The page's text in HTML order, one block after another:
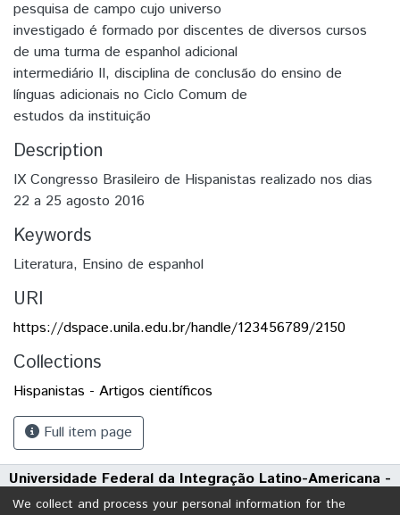
pesquisa de campo cujo universo
investigado é formado por discentes de diversos cursos
de uma turma de espanhol adicional
intermediário II, disciplina de conclusão do ensino de
línguas adicionais no Ciclo Comum de
estudos da instituição
Description
IX Congresso Brasileiro de Hispanistas realizado nos dias
22 a 25 agosto 2016
Keywords
Literatura, Ensino de espanhol
URI
https://dspace.unila.edu.br/handle/123456789/2150
Collections
Hispanistas - Artigos científicos
Full item page
Universidade Federal da Integração Latino-Americana -
UNILA
We collect and process your personal information for the